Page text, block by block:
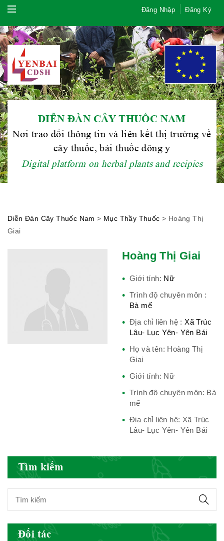
Đăng Nhập Đăng Ký
DIỄN ĐÀN CÂY THUỐC NAM
Nơi trao đổi thông tin và liên kết thị trường về
cây thuốc, bài thuốc đông y
Digital platform on herbal plants and recipies
Diễn Đàn Cây Thuốc Nam > Mục Thầy Thuốc > Hoàng Thị
Giai
Hoàng Thị Giai
Giới tính: Nữ
Trình độ chuyên môn :
Bà mế
Địa chỉ liên hệ :Xã Trúc
Lâu- Lục Yên- Yên Bái
Họ và tên: Hoàng Thị
Giai
Giới tính: Nữ
Trình độ chuyên môn: Bà
mế
Địa chỉ liên hệ: Xã Trúc
Lâu- Lục Yên- Yên Bái
Tìm kiếm
Đối tác
Hiệp hội bệnh viện tư nhân Việt
Cục quản lý y dược cổ truyền -
Hiệp hội doanh nghiệp dược Việt
Hội Đông Y Việt Nam